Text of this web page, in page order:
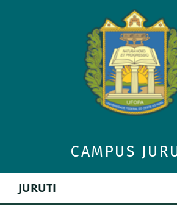
CAMPUS
JURUTI